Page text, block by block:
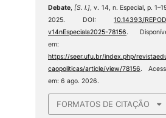
Debate [S. l.] , v. 14, n. Especial, p.
2025. DOI: 10.14393/
v14nEspeciala2025-78156.
em:
https://seer.ufu.br/index.php/
caopoliticas/article/view/78156.
em: 6 ago. 2026.
FORMATOS DE CITAÇÃO